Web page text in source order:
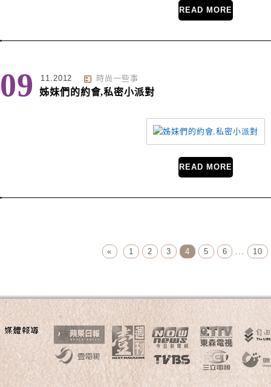
READ MORE
09 11.2012 時尚一些事
姊妹們的約會,私密小派對
READ MORE
« 1 2 3 4 5 6 ... 10